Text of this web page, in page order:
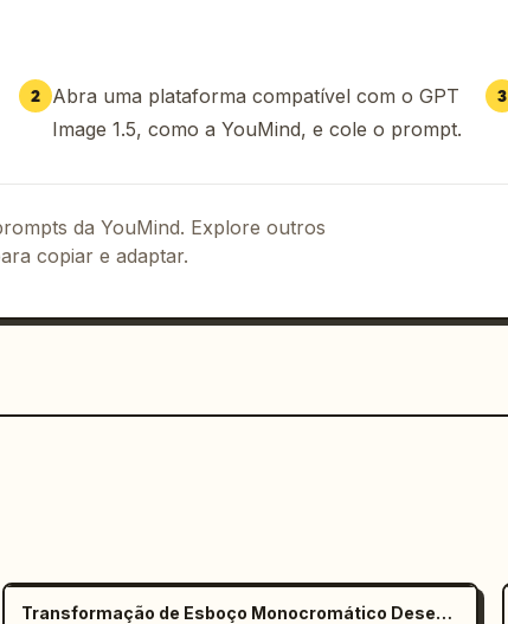
2 Abra uma plataforma compatível com o GPT
Image 1.5, como a YouMind, e cole o prompt.
3
da YouMind. Explore outros
copiar e adaptar.
Transformação de Esboço Monocromático Desenhado à Mão